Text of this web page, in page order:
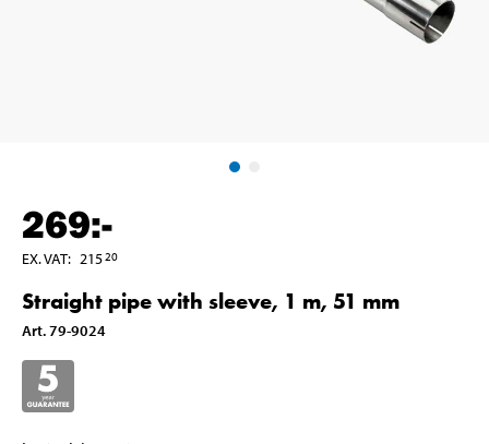
269:-
EX. VAT: 21520
Straight pipe with sleeve, 1 m, 51 mm
Art.79-9024